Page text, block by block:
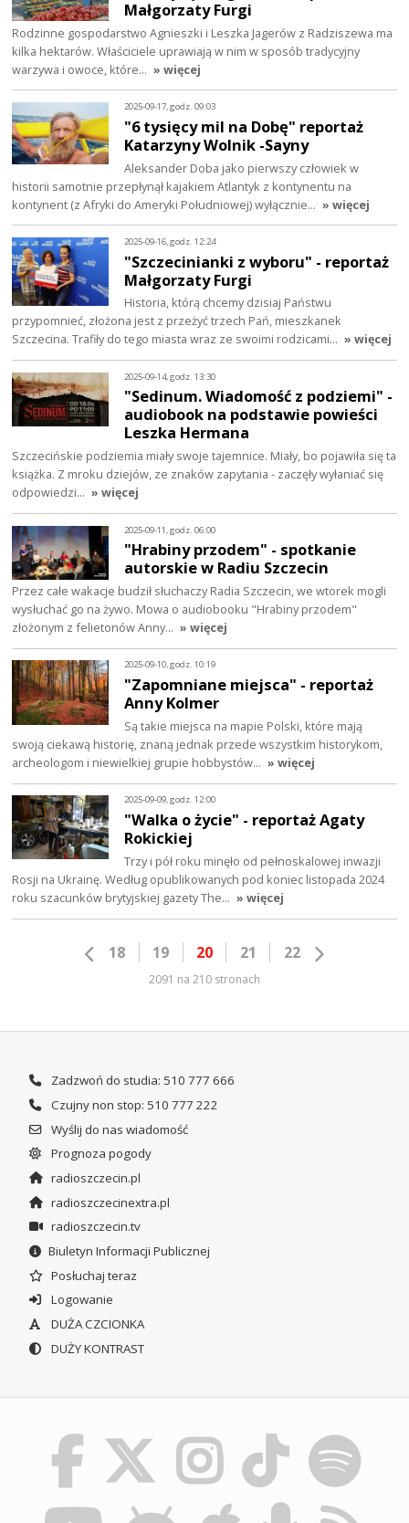
Małgorzaty Furgi
Rodzinne gospodarstwo Agnieszki i Leszka Jagerów z Radziszewa ma
kilka hektarów. Właściciele uprawiają w nim w sposób tradycyjny
warzywa i owoce, które… » więcej
2025-09-17, godz. 09:03
"6 tysięcy mil na Dobę" reportaż
Katarzyny Wolnik -Sayny
Aleksander Doba jako pierwszy człowiek w
historii samotnie przepłynął kajakiem Atlantyk z kontynentu na
kontynent (z Afryki do Ameryki Południowej) wyłącznie… » więcej
2025-09-16, godz. 12:24
"Szczecinianki z wyboru" - reportaż
Małgorzaty Furgi
Historia, którą chcemy dzisiaj Państwu
przypomnieć, złożona jest z przeżyć trzech Pań, mieszkanek
Szczecina. Trafiły do tego miasta wraz ze swoimi rodzicami… » więcej
2025-09-14, godz. 13:30
"Sedinum. Wiadomość z podziemi" -
audiobook na podstawie powieści
Leszka Hermana
Szczecińskie podziemia miały swoje tajemnice. Miały, bo pojawiła się ta
książka. Z mroku dziejów, ze znaków zapytania - zaczęły wyłaniać się
odpowiedzi… » więcej
2025-09-11, godz. 06:00
"Hrabiny przodem" - spotkanie
autorskie w Radiu Szczecin
Przez całe wakacje budził słuchaczy Radia Szczecin, we wtorek mogli
wysłuchać go na żywo. Mowa o audiobooku "Hrabiny przodem"
złożonym z felietonów Anny… » więcej
2025-09-10, godz. 10:19
"Zapomniane miejsca" - reportaż
Anny Kolmer
Są takie miejsca na mapie Polski, które mają
swoją ciekawą historię, znaną jednak przede wszystkim historykom,
archeologom i niewielkiej grupie hobbystów… » więcej
2025-09-09, godz. 12:00
"Walka o życie" - reportaż Agaty
Rokickiej
Trzy i pół roku minęło od pełnoskalowej inwazji
Rosji na Ukrainę. Według opublikowanych pod koniec listopada 2024
roku szacunków brytyjskiej gazety The… » więcej
18 19 20 21 22
2091 na 210 stronach
Zadzwoń do studia: 510 777 666
Czujny non stop: 510 777 222
Wyślij do nas wiadomość
Prognoza pogody
radioszczecin.pl
radioszczecinextra.pl
radioszczecin.tv
Biuletyn Informacji Publicznej
Posłuchaj teraz
Logowanie
DUŻA CZCIONKA
DUŻY KONTRAST